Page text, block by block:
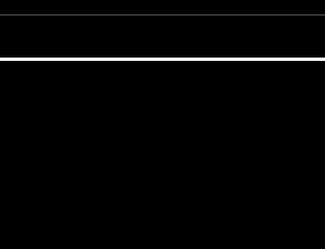
vonatkoznak a rövidtávú